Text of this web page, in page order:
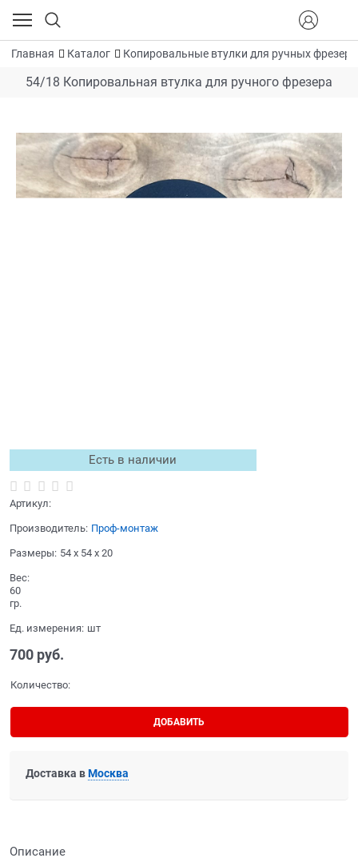
Главная Каталог Копировальные втулки для ручных
54/18 Копировальная втулка для ручного фрезера
Есть в наличии
Артикул:
Производитель: Проф-монтаж
Размеры: 54 x 54 x 20
Вес:
60
гр.
Ед. измерения: шт
700 руб.
Количество:
ДОБАВИТЬ
Доставка вМосква
Описание